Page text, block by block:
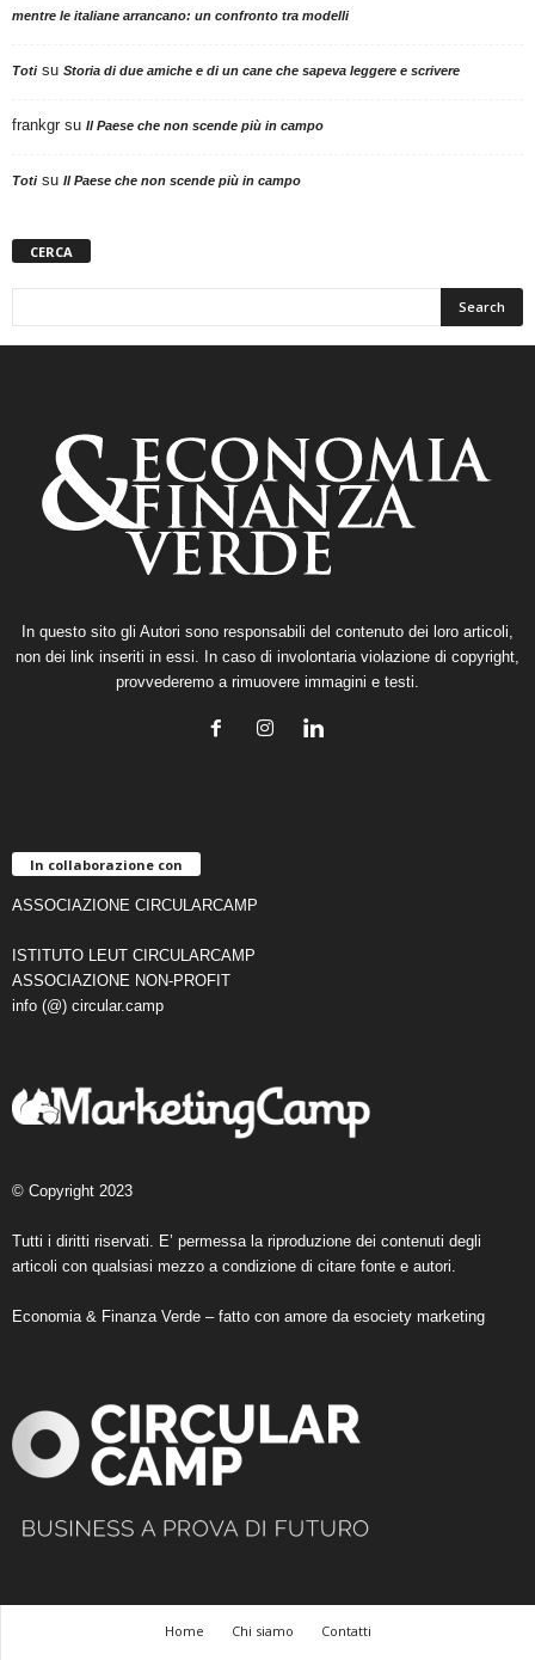
mentre le italiane arrancano: un confronto tra modelli
Totisu Storia di due amiche e di un cane che sapeva leggere e scrivere
frankgr su Il Paese che non scende più in campo
Totisu Il Paese che non scende più in campo
CERCA
In questo sito gli Autori sono responsabili del contenuto dei loro articoli,
non dei link inseriti in essi. In caso di involontaria violazione di copyright,
provvederemo a rimuovere immagini e testi.
In collaborazione con
ASSOCIAZIONE CIRCULARCAMP
ISTITUTO LEUT CIRCULARCAMP
ASSOCIAZIONE NON-PROFIT
info (@) circular.camp
© Copyright 2023
Tutti i diritti riservati. E’ permessa la riproduzione dei contenuti degli
articoli con qualsiasi mezzo a condizione di citare fonte e autori.
Economia & Finanza Verde – fatto con amore da esociety marketing
Home Chi siamo
Contatti